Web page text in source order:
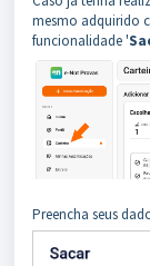
mesmo adquirido
funcionalidade '
Preencha seus